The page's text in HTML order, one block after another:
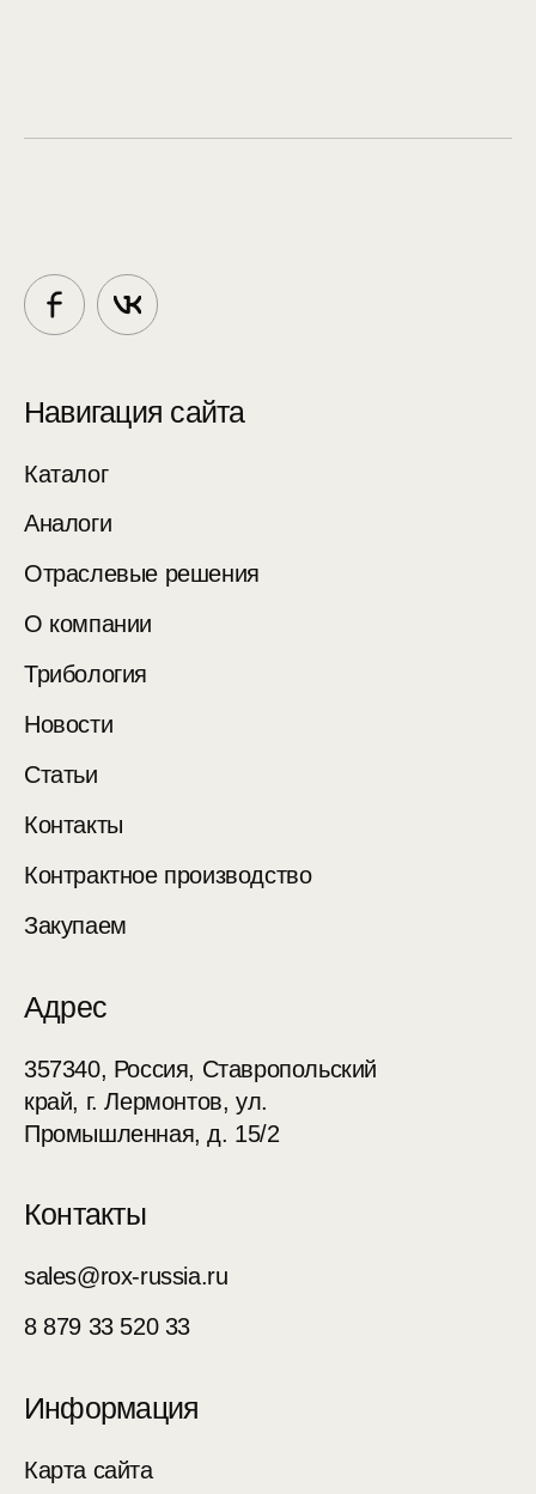
Навигация сайта
Каталог
Аналоги
Отраслевые решения
О компании
Трибология
Новости
Статьи
Контакты
Контрактное производство
Закупаем
Адрес
357340, Россия, Ставропольский
край, г. Лермонтов, ул.
Промышленная, д. 15/2
Информация
Карта сайта
Контакты
sales@rox-russia.ru
8 879 33 520 33